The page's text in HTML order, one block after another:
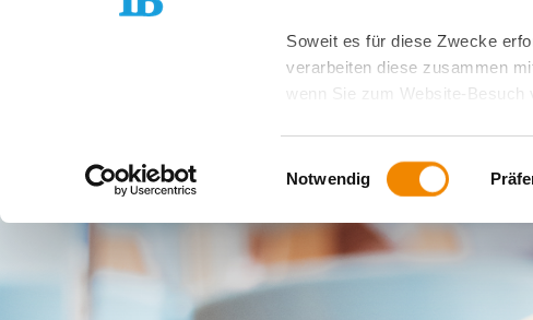
Soweit es für diese Zwecke
verarbeiten diese zusammen
wenn Sie zum Website-
zusätzlichen Risiken für Ihre
Weitere Details finden Sie in
Sie möchten, dass alle
Kategorien auswählen. Sie
Zwecke entscheiden und Ihre
Einwilligungsauswahl
Notwendig